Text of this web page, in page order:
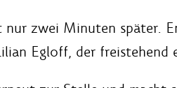
zwei Minuten später.
Egloff, der freistehend